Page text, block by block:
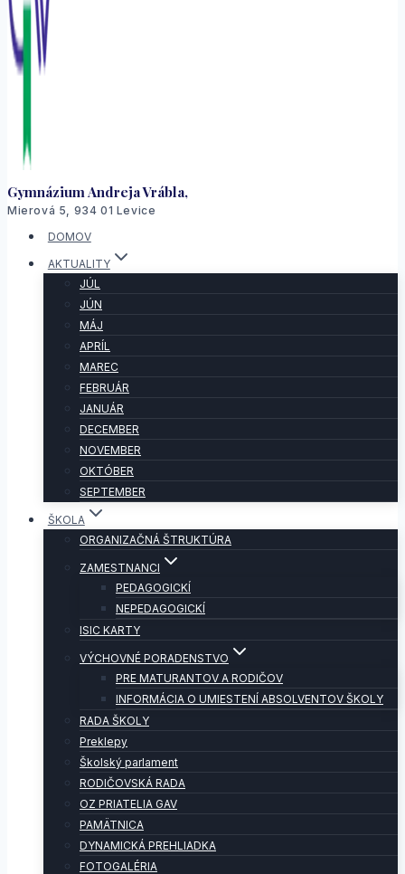
Gymnázium Andreja Vrábla,
Mierová 5, 934 01 Levice
DOMOV
AKTUALITY
JÚL
JÚN
MÁJ
APRÍL
MAREC
FEBRUÁR
JANUÁR
DECEMBER
NOVEMBER
OKTÓBER
SEPTEMBER
ŠKOLA
ORGANIZAČNÁ ŠTRUKTÚRA
ZAMESTNANCI
PEDAGOGICKÍ
NEPEDAGOGICKÍ
ISIC KARTY
VÝCHOVNÉ PORADENSTVO
PRE MATURANTOV A RODIČOV
INFORMÁCIA O UMIESTENÍ ABSOLVENTOV ŠKOLY
RADA ŠKOLY
Preklepy
Školský parlament
RODIČOVSKÁ RADA
OZ PRIATELIA GAV
PAMÄTNICA
DYNAMICKÁ PREHLIADKA
FOTOGALÉRIA